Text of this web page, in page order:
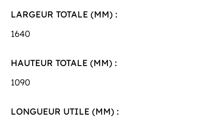
LARGEUR TOTALE (MM) :
1640
HAUTEUR TOTALE (MM) :
1090
LONGUEUR UTILE (MM) :